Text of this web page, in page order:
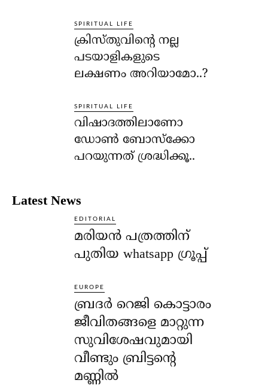
SPIRITUAL LIFE
ക്രിസ്തുവിന്റെ നല്ല
പടയാളികളുടെ
ലക്ഷണം അറിയാമോ..?
SPIRITUAL LIFE
വിഷാദത്തിലാണോ
ഡോണ്‍ ബോസ്‌ക്കോ
പറയുന്നത് ശ്രദ്ധിക്കൂ..
Latest News
EDITORIAL
മരിയൻ പത്രത്തിന്
പുതിയ whatsapp ഗ്രൂപ്പ്
EUROPE
ബ്രദർ റെജി കൊട്ടാരം
ജീവിതങ്ങളെ മാറ്റുന്ന
സുവിശേഷവുമായി
വീണ്ടും ബ്രിട്ടന്റെ
മണ്ണിൽ